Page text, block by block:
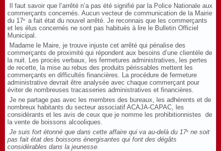
Il faut savoir que l’arrêté n’a pas été signifié par la Police Nationale aux
commerçants concernés. Aucun vecteur de communication de la Mairie
du 17e
a fait état du nouvel arrêté. Je reconnais que les commerçants
et les élus concernés ne sont pas habitués à lire le Bulletin Officiel
Municipal.
Madame le Maire, je trouve injuste cet arrêté qui pénalise des
commerçants de proximité qui répondent aux besoins d’une clientèle de
la nuit. Les procès verbaux, les fermetures administratives, les pertes
de recette, la mise au rebus des produits périssables mettent les
commerçants en difficultés financières. La procédure de fermeture
administrative devrait être analysée avec chaque commerçant pour
éviter de nombreuses tracasseries administratives et financières.
Je ne partage pas avec les membres des bureaux, les adhérents et de
nombreux habitants du secteur associatif ACAJA-CAPAC, les
considérants et les avis de ceux que je nomme les prohibitionnistes de
la vente de boissons alcooliques.
Je suis fort étonné que dans cette affaire qui va au-delà du 17e ne soit
pas fait état des boissons énergisantes qui font des dégâts
considérables dans la jeunesse.